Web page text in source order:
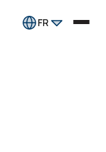
FR